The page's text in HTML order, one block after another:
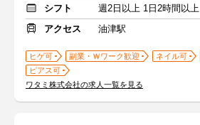
シフト
週2日以上 1日2時間以上
アクセス
油津駅
ヒゲ可 副業・Ｗワーク歓迎 ネイル可
ピアス可
ワタミ株式会社の求人一覧を見る